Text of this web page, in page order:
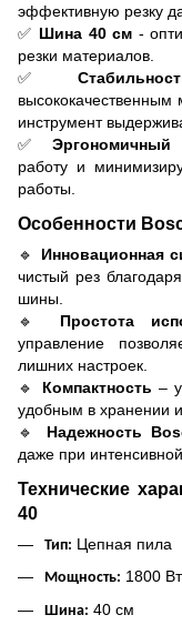
эффективную резку
✅ Шина 40 см -
резки материалов.
✅
высококачественным
инструмент
✅ Эргономичный
работу и
работы.
Особенности
🔹 Инновационная
чистый рез
шины.
🔹 Простота
управление
лишних настроек.
🔹 Компактность –
удобным в хранении и
🔹 Надежность
даже при
Технические
40
Тип: Цепная пила
Мощность: 1800 Вт
Шина: 40 см